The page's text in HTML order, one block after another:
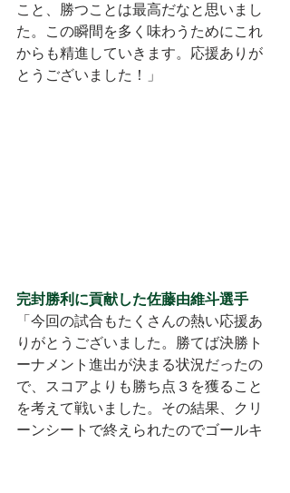
こと、勝つことは最高だなと思いまし
た。この瞬間を多く味わうためにこれ
からも精進していきます。応援ありが
とうございました！」
完封勝利に貢献した佐藤由維斗選手
「今回の試合もたくさんの熱い応援あ
りがとうございました。勝てば決勝ト
ーナメント進出が決まる状況だったの
で、スコアよりも勝ち点３を獲ること
を考えて戦いました。その結果、クリ
ーンシートで終えられたのでゴールキ